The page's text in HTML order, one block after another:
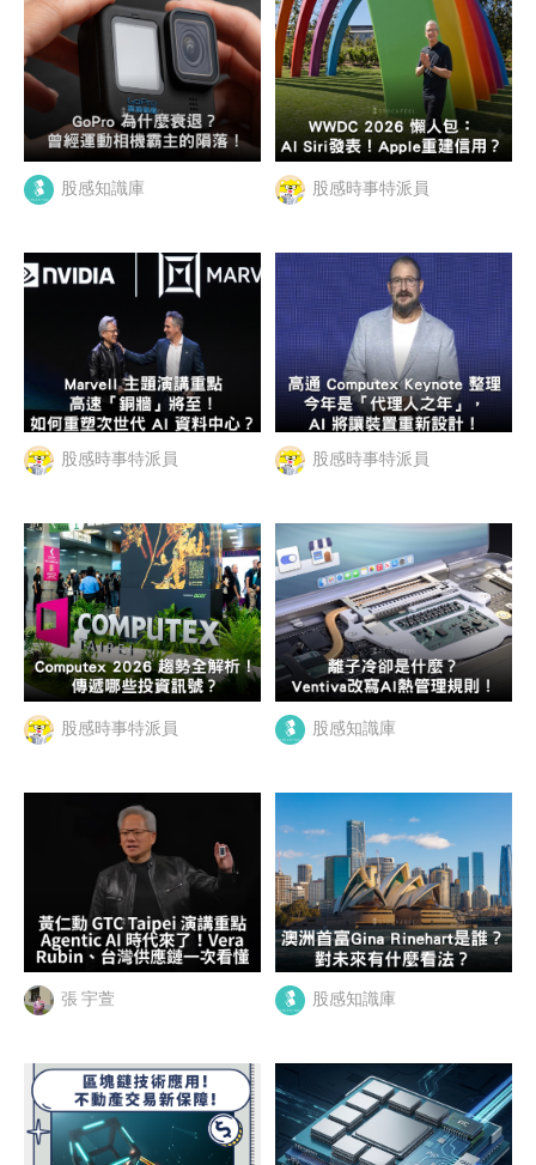
股感知識庫 股感時事特派員
股感時事特派員 股感時事特派員
股感時事特派員 股感知識庫
張 宇萱 股感知識庫